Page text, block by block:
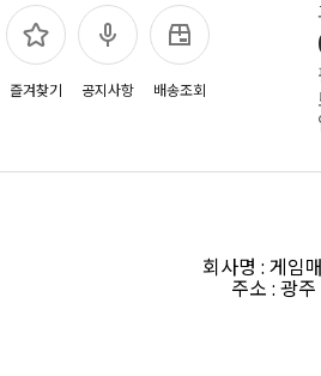
즐겨찾기 공지사항 배송조회
회사명 : 게임
주소 : 광